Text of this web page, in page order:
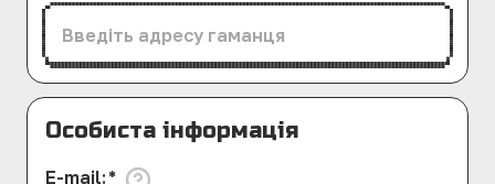
Особиста інформація
E-mail: *